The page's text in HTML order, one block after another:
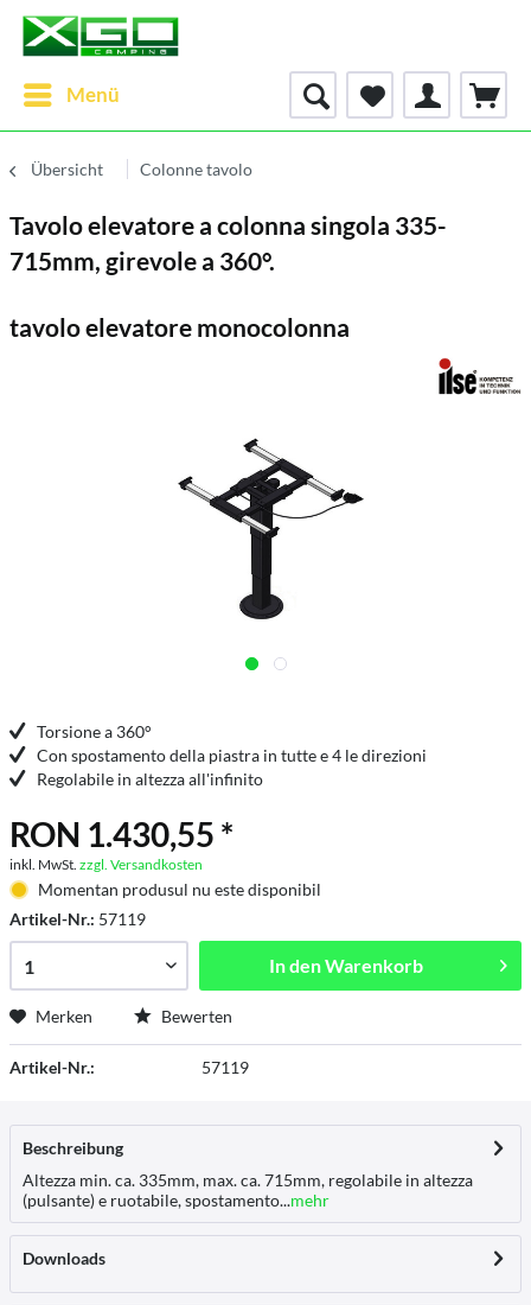
Menü
Übersicht Colonne tavolo
Tavolo elevatore a colonna singola 335-
715mm, girevole a 360°.
tavolo elevatore monocolonna
Torsione a 360°
Con spostamento della piastra in tutte e 4 le direzioni
Regolabile in altezza all'infinito
RON 1.430,55 *
inkl. MwSt. zzgl. Versandkosten
Momentan produsul nu este disponibil
Artikel-Nr.: 57119
In denWarenkorb
Merken Bewerten
Artikel-Nr.: 57119
Beschreibung
Altezza min. ca. 335mm, max. ca. 715mm, regolabile in altezza
(pulsante) e ruotabile, spostamento...mehr
Downloads